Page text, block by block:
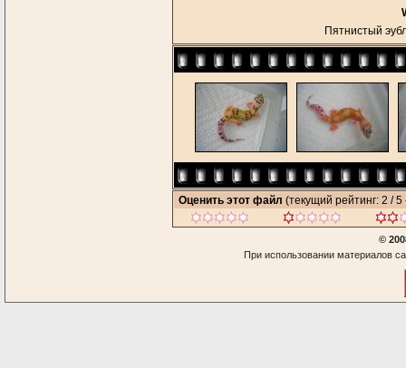
Пятнистый
Оценить этот файл (текущий рейтинг: 2 / 5
©
При использовании материалов